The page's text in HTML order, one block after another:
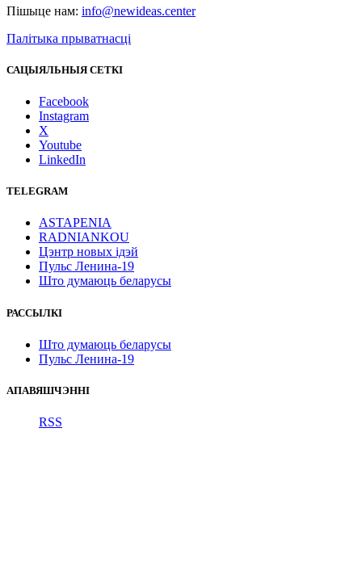
Пішыце нам: info@newideas.center
Палітыка прыватнасці
САЦЫЯЛЬНЫЯ СЕТКІ
Facebook
Instagram
X
Youtube
LinkedIn
TELEGRAM
ASTAPENIA
RADNIANKOU
Цэнтр новых ідэй
Пульс Ленина-19
Што думаюць беларусы
РАССЫЛКІ
Што думаюць беларусы
Пульс Ленина-19
АПАВЯШЧЭННІ
RSS